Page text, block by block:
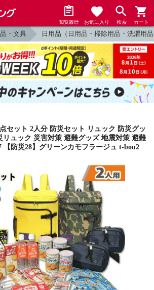
閲覧履歴 お気に入り 検索 カート
・文具 日用品（日用品・掃除用品・洗濯用
セット 2人分 防災セット リュック 防災グッ
リュック 災害対策 避難グッズ 地震対策 避難
【防災28】グリーンカモフラージュ t-bou2